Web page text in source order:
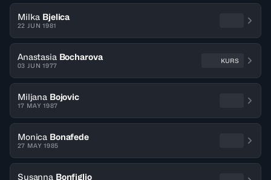
Milka Bjelica
22 JUN 1981
Anastasia Bocharova
03 JUN 1977
KURS
Miljana Bojovic
17 MAY 1987
Monica Bonafede
27 MAY 1985
Susanna Bonfiglio